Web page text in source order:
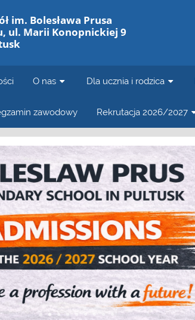
im. Bolesława Prusa
ul. Marii Konopnickiej 9
O nas Dla ucznia i rodzica
zawodowy Rekrutacja 2026/2027